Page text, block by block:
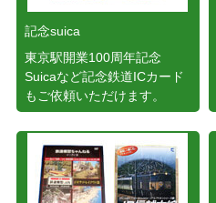
記念suica
東京駅開業100周年記念
Suicaなど記念鉄道ICカード
もご依頼いただけます。